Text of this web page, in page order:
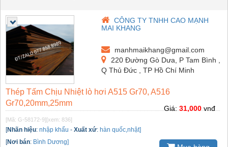
CÔNG TY TNHH CAO MẠNH
MAI KHANG
manhmaikhang@gmail.com
220 Đường Gò Dưa, P Tam Bình ,
Q Thủ Đức , TP Hồ Chí Minh
Thép Tấm Chịu Nhiệt lò hơi A515 Gr70, A516
Gr70,20mm,25mm
[Mã: G-58172-9] [xem: 836]
[Nhãn hiệu: nhập khẩu - Xuất xứ: hàn quốc,nhật]
[Nơi bán: Bình Dương]
Giá:31,000vnđ